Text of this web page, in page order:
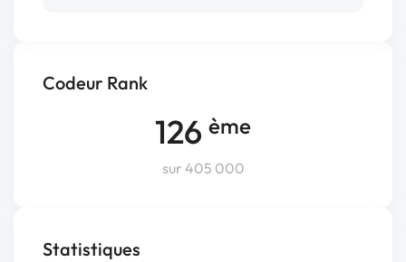
Codeur Rank
126 ème
sur 405 000
Statistiques